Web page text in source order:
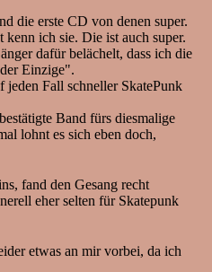
die erste CD von denen super.
ich sie. Die ist auch super.
dafür belächelt, dass ich die
Einzige".
Fall schneller SkatePunk
Band fürs diesmalige
lohnt es sich eben doch,
fand den Gesang recht
eher selten für Skatepunk
etwas an mir vorbei, da ich